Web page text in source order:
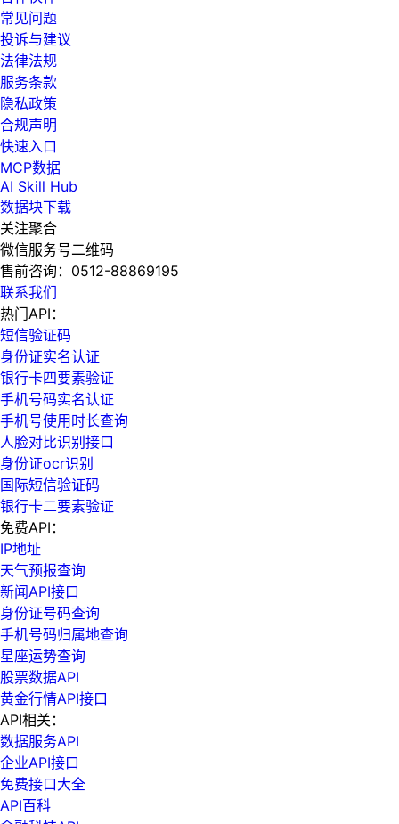
常见问题
投诉与建议
法律法规
服务条款
隐私政策
合规声明
快速入口
MCP数据
AI Skill Hub
数据块下载
关注聚合
微信服务号二维码
售前咨询： 0512-88869195
联系我们
热门API：
短信验证码
身份证实名认证
银行卡四要素验证
手机号码实名认证
手机号使用时长查询
人脸对比识别接口
身份证ocr识别
国际短信验证码
银行卡二要素验证
免费API：
IP地址
天气预报查询
新闻API接口
身份证号码查询
手机号码归属地查询
星座运势查询
股票数据API
黄金行情API接口
API相关：
数据服务API
企业API接口
免费接口大全
API百科